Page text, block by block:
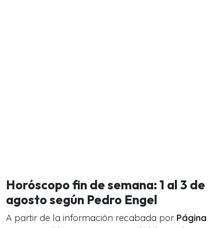
Horóscopo fin de semana: 1 al 3 de
agosto según Pedro Engel
A partir de la información recabada por Página